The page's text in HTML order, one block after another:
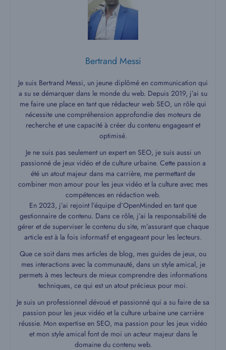
Bertrand Messi
Je suis Bertrand Messi, un jeune diplômé en communication qui
a su se démarquer dans le monde du web. Depuis 2019, j’ai su
me faire une place en tant que rédacteur web SEO, un rôle qui
nécessite une compréhension approfondie des moteurs de
recherche et une capacité à créer du contenu engageant et
optimisé.
Je ne suis pas seulement un expert en SEO, je suis aussi un
passionné de jeux vidéo et de culture urbaine. Cette passion a
été un atout majeur dans ma carrière, me permettant de
combiner mon amour pour les jeux vidéo et la culture avec mes
compétences en rédaction web.
En 2023, j’ai rejoint l’équipe d’OpenMinded en tant que
gestionnaire de contenu. Dans ce rôle, j’ai la responsabilité de
gérer et de superviser le contenu du site, m’assurant que chaque
article est à la fois informatif et engageant pour les lecteurs.
Que ce soit dans mes articles de blog, mes guides de jeux, ou
mes interactions avec la communauté, dans un style amical, je
permets à mes lecteurs de mieux comprendre des informations
techniques, ce qui est un atout précieux pour moi.
Je suis un professionnel dévoué et passionné qui a su faire de sa
passion pour les jeux vidéo et la culture urbaine une carrière
réussie. Mon expertise en SEO, ma passion pour les jeux vidéo
et mon style amical font de moi un acteur majeur dans le
domaine du contenu web.